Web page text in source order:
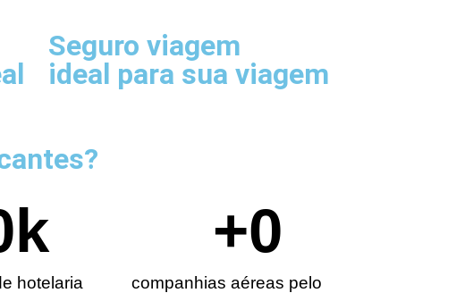
Seguro viagem
ideal para sua viagem
hotelaria
k
companhias aéreas pelo
+0